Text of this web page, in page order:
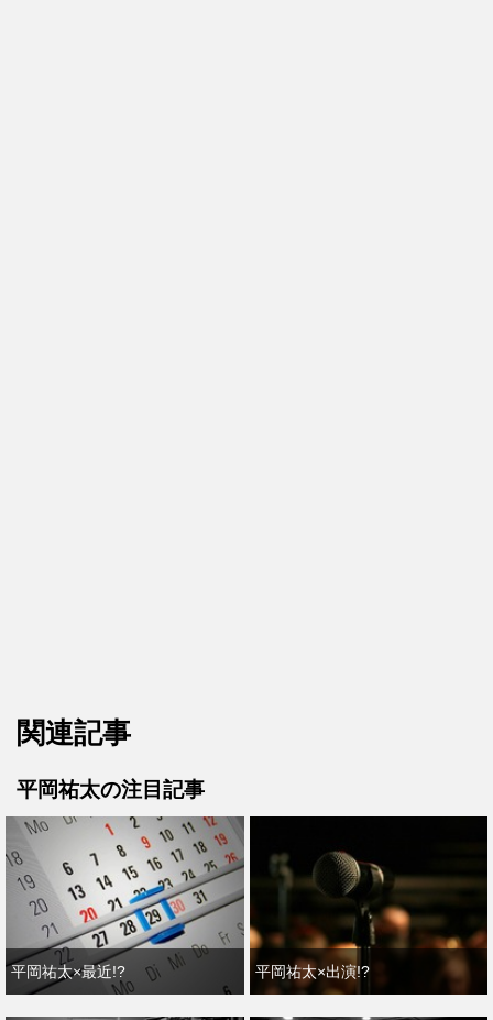
関連記事
平岡祐太の注目記事
平岡祐太×最近!? 平岡祐太×出演!?